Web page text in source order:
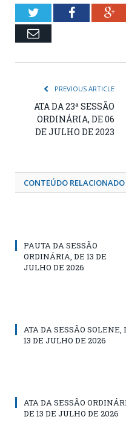
TwitterFacebook
Email
PREVIOUS ARTICLE
ATA DA 23ª SESSÃO
ORDINÁRIA, DE 06
DE JULHO DE 2023
CONTEÚDO RELACIONADO
PAUTA DA SESSÃO
ORDINÁRIA, DE 13 DE
JULHO DE 2026
ATA DA SESSÃO SOLENE,
13 DE JULHO DE 2026
ATA DA SESSÃO
DE 13 DE JULHO DE 2026